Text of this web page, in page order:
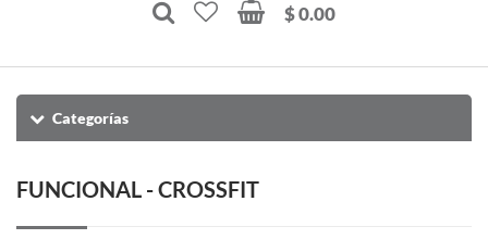
$ 0.00
Categorías
FUNCIONAL - CROSSFIT